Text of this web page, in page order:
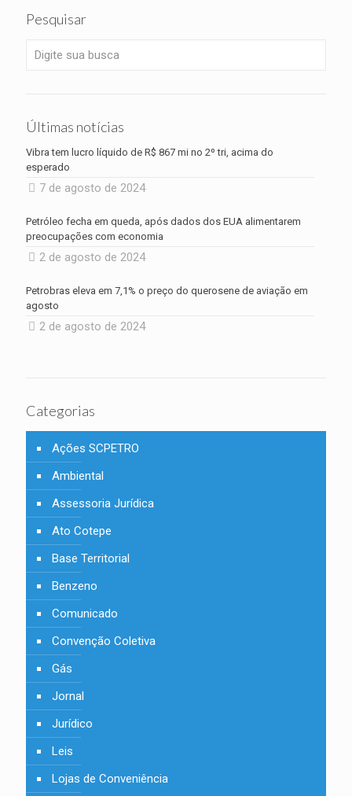
Pesquisar
Últimas notícias
Vibra tem lucro líquido de R$ 867 mi no 2º tri, acima do
esperado
7 de agosto de 2024
Petróleo fecha em queda, após dados dos EUA alimentarem
preocupações com economia
2 de agosto de 2024
Petrobras eleva em 7,1% o preço do querosene de aviação em
agosto
2 de agosto de 2024
Categorias
Ações SCPETRO
Ambiental
Assessoria Jurídica
Ato Cotepe
Base Territorial
Benzeno
Comunicado
Convenção Coletiva
Gás
Jornal
Jurídico
Leis
Lojas de Conveniência